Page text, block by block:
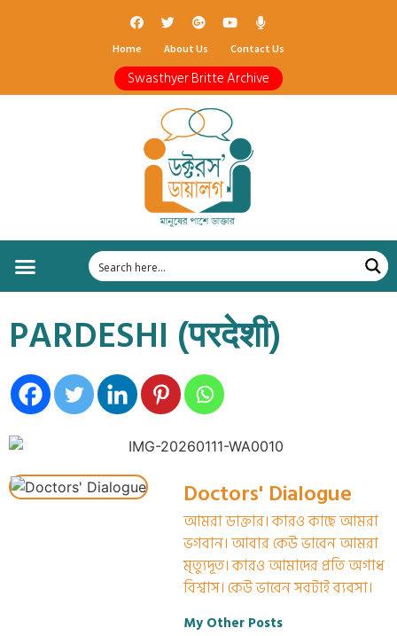
Home About Us Contact Us
Swasthyer Britte Archive
PARDESHI (परदेशी)
Doctors' Dialogue
আমরা ডাক্তার। কারও কাছে আমরা
ভগবান। আবার কেউ ভাবেন আমরা
মৃত্যুদূত। কারও আমাদের প্রতি অগাধ
বিশ্বাস। কেউ ভাবেন সবটাই ব্যবসা।
My Other Posts